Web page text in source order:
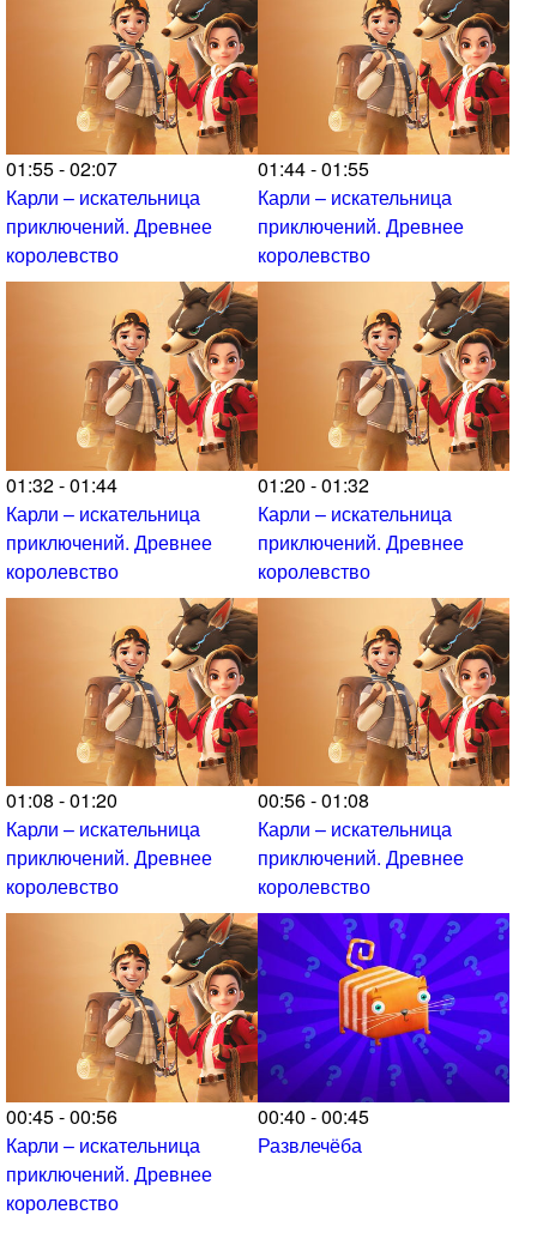
01:55 - 02:07
Карли – искательница
приключений. Древнее
королевство
01:44 - 01:55
Карли – искательница
приключений. Древнее
королевство
01:32 - 01:44
Карли – искательница
приключений. Древнее
королевство
01:20 - 01:32
Карли – искательница
приключений. Древнее
королевство
01:08 - 01:20
Карли – искательница
приключений. Древнее
королевство
00:56 - 01:08
Карли – искательница
приключений. Древнее
королевство
00:45 - 00:56
Карли – искательница
приключений. Древнее
королевство
00:40 - 00:45
Развлечёба